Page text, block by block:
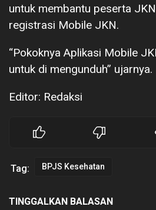
untuk membantu peserta
registrasi Mobile JKN.
“Pokoknya Aplikasi Mobile
untuk di mengunduh” ujarnya.
Editor: Redaksi
Tag: BPJS Kesehatan
TINGGALKAN BALASAN